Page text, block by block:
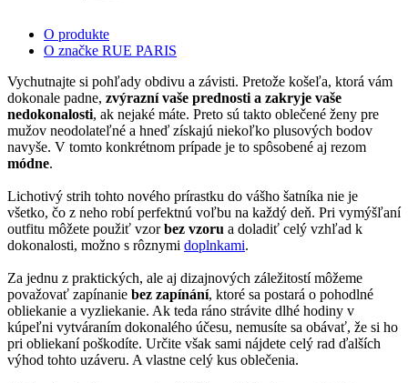
O produkte
O značke RUE PARIS
Vychutnajte si pohľady obdivu a závisti. Pretože košeľa, ktorá vám
dokonale padne, zvýrazní vaše prednosti a zakryje vaše
nedokonalosti, ak nejaké máte. Preto sú takto oblečené ženy pre
mužov neodolateľné a hneď získajú niekoľko plusových bodov
navyše. V tomto konkrétnom prípade je to spôsobené aj rezom
módne.
Lichotivý strih tohto nového prírastku do vášho šatníka nie je
všetko, čo z neho robí perfektnú voľbu na každý deň. Pri vymýšľaní
outfitu môžete použiť vzorbez vzoru a doladiť celý vzhľad k
dokonalosti, možno s rôznymi doplnkami.
Za jednu z praktických, ale aj dizajnových záležitostí môžeme
považovať zapínanie bez zapínání, ktoré sa postará o pohodlné
obliekanie a vyzliekanie. Ak teda ráno strávite dlhé hodiny v
kúpeľni vytváraním dokonalého účesu, nemusíte sa obávať, že si ho
pri obliekaní poškodíte. Určite však sami nájdete celý rad ďalších
výhod tohto uzáveru. A vlastne celý kus oblečenia.